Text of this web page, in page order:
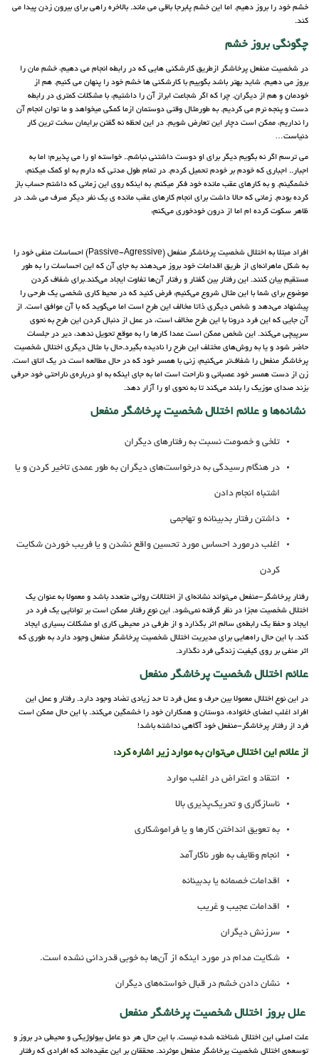
خشم خود را بروز دهیم. اما این خشم پابرجا باقی می ماند. بالاخره راهی برای بیرون زدن پیدا می
کند.
چگونگی بروز خشم
در شخصیت منفعل پرخاشگر ازطریق کارشکنی هایی که در رابطه انجام می دهیم، خشم مان را
بروز می دهیم. شاید بهتر باشد بگوییم با کارشکنی ها خشم خود را پنهان می کنیم. هم از
خودمان و هم از دیگران. چرا که اگر شجاعت ابراز آن را داشتیم، با مشکلات کمتری در رابطه
دست و پنجه نرم می کردیم. به طورمثال وقتی دوستمان ازما کمکی میخواهد و ما توان انجام آن
را نداریم، ممکن است دچار این تعارض شویم. در این لحظه نه گفتن برایمان سخت ترین کار
دنیاست…
می ترسم اگر نه بگویم دیگر برای او دوست داشتنی نباشم.. خواسته او را می پذیرم؛ اما به
اجبار.. اجباری که خودم بر خودم تحمیل کردم. در تمام طول مدتی که دارم به او کمک میکنم،
خشمگینم. و به کارهای عقب مانده خود فکر میکنم. به اینکه روی این زمانی که داشتم حساب باز
کرده بودم. زمانی که حالا داشت برای انجام کارهای عقب مانده ی یک نفر دیگر صرف می شد. در
ظاهر سکوت کرده ام اما از درون خودخوری می‌کنم:
افراد مبتلا به اختلال شخصیت پرخاشگر منفعل (Passive-Agressive) احساسات منفی خود را
به شکل ماهرانه‌ای از طریق اقدامات خود بروز می‌دهند به جای آن که این احساسات را به طور
مستقیم بیان کنند. این رفتار بین گفتار و رفتار آن‌ها تفاوت ایجاد می‌کند.برای شفاف کردن
موضوع برای شما با این مثال شروع می‌کنیم: فرض کنید که در محیط کاری شخصی یک طرحی را
پیشنهاد می‌دهد و شخص دیگری ذاتا مخالف این طرح است اما می‌گوید که با آن موافق است. از
آن جایی که این فرد درونا با این طرح مخالف است، در عمل از دنبال کردن این طرح به نحوی
سرپیچی می‌کند. این شخص ممکن است عمدا کارها را به موقع تحویل ندهد، دیر در جلسات
حاضر شود و یا به روش‌های مختلف این طرح را نادیده بگیرد.حال با مثال دیگری اختلال شخصیت
پرخاشگر منفعل را شفاف‌تر می‌کنیم: زنی با همسر خود که در حال مطالعه است در یک اتاق است.
زن از دست همسر خود عصبانی و ناراحت است اما به جای اینکه به او درباره‌ی ناراحتی خود حرفی
بزند صدای موزیک را بلند می‌کند تا به نحوی او را آزار دهد.
نشانه‌ها و علائم اختلال شخصیت پرخاشگر منفعل
تلخی و خصومت نسبت به رفتارهای دیگران
در هنگام رسیدگی به درخواست‌های دیگران به طور عمدی تاخیر کردن و یا
اشتباه انجام دادن
داشتن رفتار بدبینانه و تهاجمی
اغلب درمورد احساس مورد تحسین واقع نشدن و یا فریب خوردن شکایت
کردن
رفتار پرخاشگر-منفعل می‌تواند نشانه‌ای از اختلالات روانی متعدد باشد و معمولا به عنوان یک
اختلال شخصیت مجزا در نظر گرفته نمی‌شود. این نوع رفتار ممکن است بر توانایی یک فرد در
ایجاد و حفظ یک رابطه‌ی سالم اثر بگذارد و از طرفی در محیطی کاری او مشکلات بسیاری ایجاد
کند. با این حال راه‌هایی برای مدیریت اختلال شخصیت پرخاشگر منفعل وجود دارد به طوری که
اثر منفی بر روی کیفیت زندگی فرد نگذارد.
علائم اختلال شخصیت پرخاشگر منفعل
در این نوع اختلال معمولا بین حرف و عمل فرد تا حد زیادی تضاد وجود دارد. رفتار و عمل این
افراد اغلب اعضای خانواده، دوستان و همکاران خود را خشمگین می‌کند. با این حال ممکن است
فرد از رفتار پرخاشگر-منفعل خود آگاهی نداشته باشد!
از علائم این اختلال می‌توان به موارد زیر اشاره کرد:
انتقاد و اعتراض در اغلب موارد
ناسازگاری و تحریک‌پذیری بالا
به تعویق انداختن کارها و یا فراموشکاری
انجام وظایف به طور ناکارآمد
اقدامات خصمانه یا بدبینانه
اقدامات عجیب و غریب
سرزنش دیگران
شکایت مدام در مورد اینکه از آن‌ها به خوبی قدردانی نشده است.
نشان دادن خشم در قبال خواسته‌های دیگران
علل بروز اختلال شخصیت پرخاشگر منفعل
علت اصلی این اختلال شناخته شده نیست. با این حال هر دو عامل بیولوژیکی و محیطی در بروز و
توسعه‌ی اختلال شخصیت پرخاشگر منفعل موثرند. محققان بر این عقیده‌اند که افرادی که رفتار